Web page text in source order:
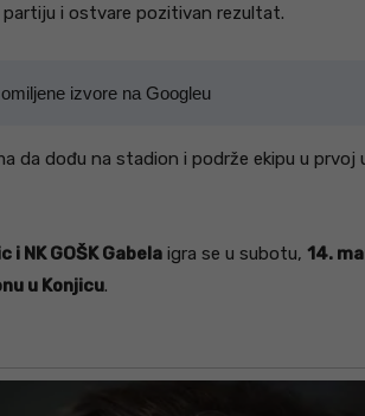
i ostvare pozitivan rezultat.
izvore na Googleu
da dođu na stadion i podrže ekipu u
i NK GOŠK Gabela igra se u subotu, 14.
u Konjicu.